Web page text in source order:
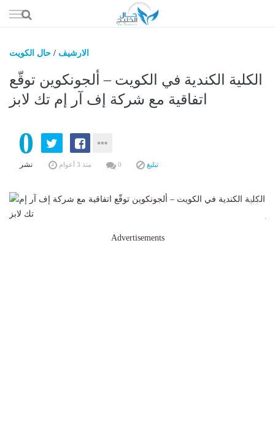
الى
الارشيف / حال الكويت
الكلية الكندية في الكويت – ألجونكوين توقّع
اتفاقية مع شركة إف آر إم تك لابز
0
نشر منذ 3 أعوام 0 تبليغ
1/2
Advertisements
حال
حال
حال الثقافة والفن